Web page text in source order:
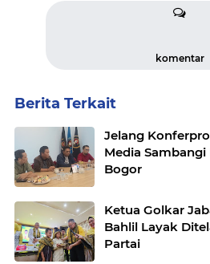
komentar
Berita Terkait
Jelang
Media
Bogor
Ketua Golkar
Bahlil Layak
Partai